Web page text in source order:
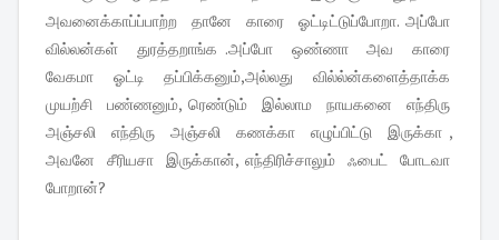
அவனைக்காப்ப்பாற்ற தானே காரை ஓட்டிட்டுப்போறா. அப்போ
வில்லன்கள் துரத்தறாங்க .அப்போ ஒண்ணா அவ காரை
வேகமா ஓட்டி தப்பிக்கனும்,அல்லது வில்ல்ன்களைத்தாக்க
முயற்சி பண்ணனும், ரெண்டும் இல்லாம நாயகனை எந்திரு
அஞ்சலி எந்திரு அஞ்சலி கணக்கா எழுப்பிட்டு இருக்கா ,
அவனே சீரியசா இருக்கான், எந்திரிச்சாலும் ஃபைட் போடவா
போறான்?